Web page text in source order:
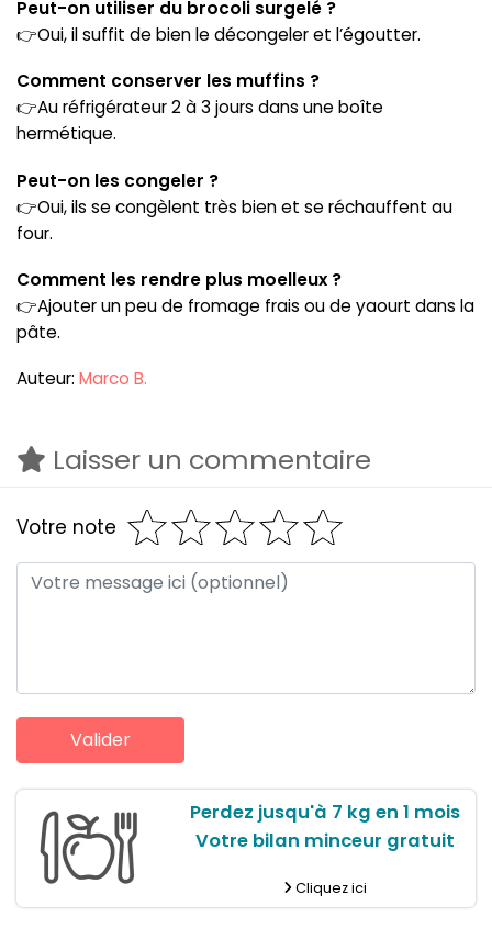
Peut-on utiliser du brocoli surgelé ?
👉Oui, il suffit de bien le décongeler et l’égoutter.
Comment conserver les muffins ?
👉Au réfrigérateur 2 à 3 jours dans une boîte
hermétique.
Peut-on les congeler ?
👉Oui, ils se congèlent très bien et se réchauffent au
four.
Comment les rendre plus moelleux ?
👉Ajouter un peu de fromage frais ou de yaourt dans la
pâte.
Auteur: Marco B.
Laisser un commentaire
Votre note
Perdez jusqu'à 7 kg en 1 mois
Votre bilan minceur gratuit
Cliquez ici